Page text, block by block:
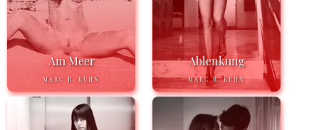
Am Meer
MARC R. KUHN
Ablenkung
MARC R. KUHN